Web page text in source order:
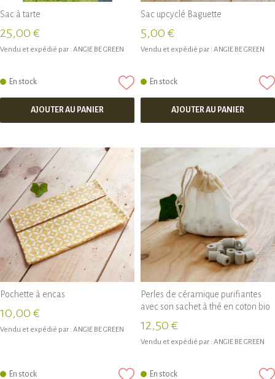
Sac à tarte
25,00 €
Vendu et expédié par : ANGIE BE GREEN
En stock
AJOUTER AU PANIER
Sac upcyclé Baguette
5,00 €
Vendu et expédié par : ANGIE BE GREEN
En stock
AJOUTER AU PANIER
Pochette à encas
10,00 €
Vendu et expédié par : ANGIE BE GREEN
En stock
Perles de céramique purifiantes
avec son sachet à thé en coton bio
12,50 €
Vendu et expédié par : ANGIE BE GREEN
En stock